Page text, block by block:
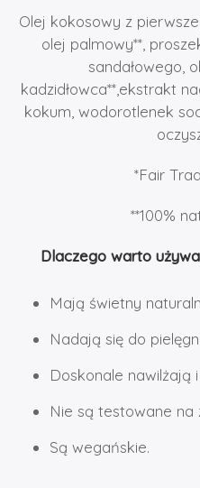
Olej kokosowy z
olej palmowy**,
sandałowego,
kadzidłowca**,ekstrakt
kokum, wodorotlenek
*Fair
**100%
Dlaczego warto
Mają świetny
Nadają się do
Doskonale nawilżają
Nie są testowane na
Są wegańskie.